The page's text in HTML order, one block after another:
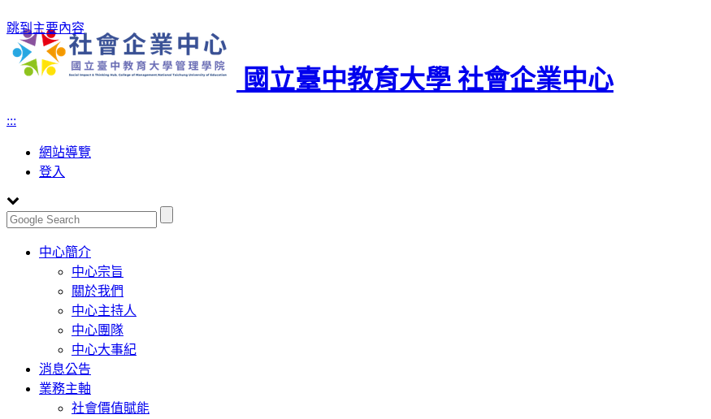
跳到主要內容
國立臺中教育大學 社會企業中心
:::
網站導覽
登入
Toggle
navigation
中心簡介
中心宗旨
關於我們
中心主持人
中心團隊
中心大事紀
消息公告
業務主軸
社會價值賦能